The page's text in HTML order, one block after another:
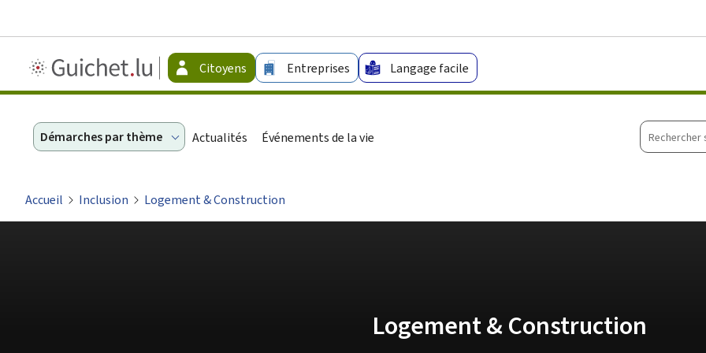
Guichet.lu
-
Citoyens Entreprises Langage facile
Démarches par thème Actualités Événements de la vie
sur
Accueil Inclusion Logement & Construction
Logement & Construction